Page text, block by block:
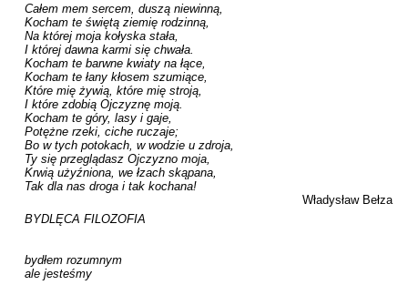
Całem mem sercem, duszą niewinną,
Kocham te świętą ziemię rodzinną,
Na której moja kołyska stała,
I której dawna karmi się chwała.
Kocham te barwne kwiaty na łące,
Kocham te łany kłosem szumiące,
Które mię żywią, które mię stroją,
I które zdobią Ojczyznę moją.
Kocham te góry, lasy i gaje,
Potężne rzeki, ciche ruczaje;
Bo w tych potokach, w wodzie u zdroja,
Ty się przeglądasz Ojczyzno moja,
Krwią użyźniona, we łzach skąpana,
Tak dla nas droga i tak kochana!
Władysław Bełza
BYDLĘCA FILOZOFIA
bydłem rozumnym
ale jesteśmy